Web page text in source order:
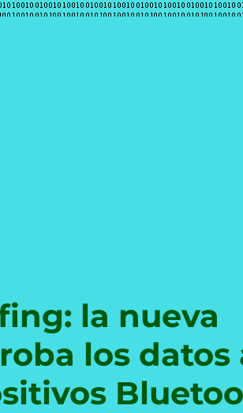
la nueva
los datos